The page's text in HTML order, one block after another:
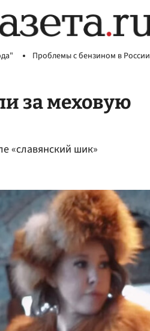
Проблемы с бензином в России
за меховую
«славянский шик»